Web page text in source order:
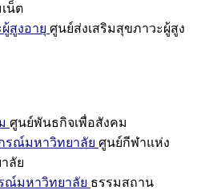
น็ต
สูงอายุ ศูนย์ส่งเสริมสุขภาวะผู้สูง
ศูนย์พันธกิจเพื่อสังคม
รณ์มหาวิทยาลัย ศูนย์กีฬาแห่ง
ลัย
ณ์มหาวิทยาลัย ธรรมสถาน